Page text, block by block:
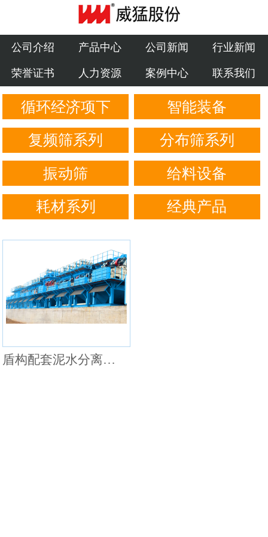
公司介绍
产品中心
公司新闻
行业新闻
荣誉证书
人力资源
案例中心
公司介绍 产品中心 公司新闻 行业新闻
荣誉证书 人力资源 案例中心 联系我们
循环经济项下 智能装备
复频筛系列 分布筛系列
振动筛 给料设备
耗材系列 经典产品
盾构配套泥水分离系统